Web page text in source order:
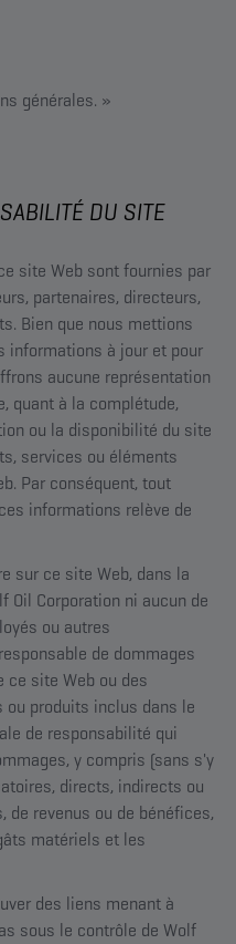
générales. »
DU SITE
site Web sont fournies par
partenaires, directeurs,
Bien que nous mettions
informations à jour et pour
aucune représentation
quant à la complétude,
ou la disponibilité du site
services ou éléments
Par conséquent, tout
informations relève de
sur ce site Web, dans la
Oil Corporation ni aucun de
ou autres
de dommages
site Web ou des
produits inclus dans le
de responsabilité qui
y compris (sans s'y
directs, indirects ou
de revenus ou de bénéfices,
matériels et les
des liens menant à
sous le contrôle de Wolf